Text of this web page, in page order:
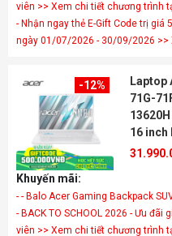
viên >> Xem chi tiết chương trình
- Nhận ngay thẻ E-Gift Code trị giá
ngày 01/07/2026 - 30/09/2026 >>
-12%
Laptop
71G-
13620H
16 inch
Khuyến mãi:
- - Balo Acer Gaming Backpack
- BACK TO SCHOOL 2026 - Ưu
viên >> Xem chi tiết chương trình